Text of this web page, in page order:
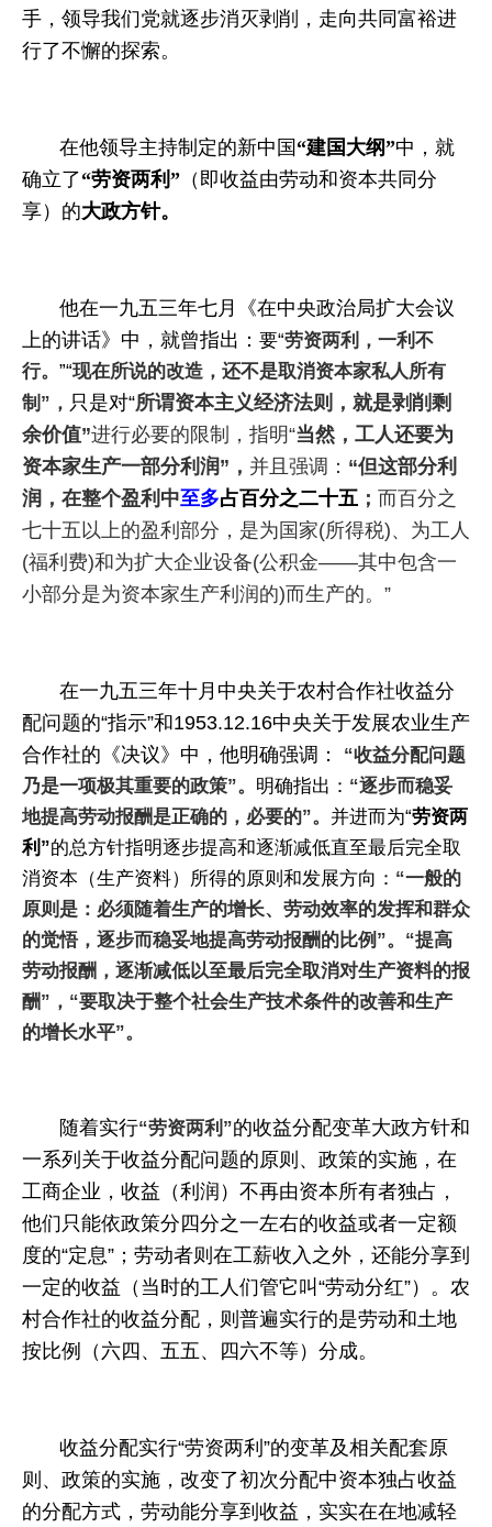
手，领导我们党就逐步消灭剥削，走向共同富裕进
行了不懈的探索。
在他领导主持制定的新中国 “建国大纲”中，就
确立了“劳资两利” （即收益由劳动和资本共同分
享）的大政方针。
他在一九五三年七月《在中央政治局扩大会议
上的讲话》中 ，就曾指出： 要“劳资两利，一利不
行。 ”“现在所说的改造，还不是取消资本家私人所有
制”， 只是对“所谓资本主义经济法则，就是剥削剩
余价值”进行必要的限制，指明“当然， 工人还要为
资本家生产一部分利润”， 并且强调： “但这部分利
润，在整个盈利中至多占百分之二十五 ； 而百分之
七十五以上的盈利部分，是为国家(所得税)、为工人
(福利费)和为扩大企业设备(公积金――其中包含一
小部分是为资本家生产利润的)而生产的。”
在一九五三年十月 中央关于农村合作社收益分
配问题的“指示”和1953.12.16中央关于发展农业生产
合作社的《决议》 中，他明确强调：
“收益分配问题
乃是一项极其重要的政策”。 明确指出： “逐步而稳妥
地提高劳动报酬是正确的，必要的”。 并进而为“劳资两
利”的总方针指明逐步提高和逐渐减低直至最后完全取
消资本（生产资料）所得的原则和发展方向： “一般的
原则是：必须随着生产的增长、 劳动效率的发挥和群众
的觉悟，逐步而稳妥地提高劳动报酬的比例”。“提高
劳动报酬，逐渐减低以至最后完全取消对生产资料的报
酬”，“要取决于整个社会生产技术条件的改善和生产
的增长水平”。
随着实行“劳资两利”的收益分配变革大政方针和
一系列关于收益分配问题的原则、政策的实施，在
工商企业，收益（利润）不再由资本所有者独占，
他们只能依政策分四分之一左右的收益或者一定额
度的“定息”；劳动者则在工薪收入之外，还能分享到
一定的收益（当时的工人们管它叫“劳动分红”）。农
村合作社的收益分配，则普遍实行的是劳动和土地
按比例（六四、五五、四六不等） 分成。
收益分配实行“劳资两利”的变革及相关配套原
则、政策的实施，改变了初次分配中资本独占收益
的分配方式，劳动能分享到收益， 实实在在地减轻